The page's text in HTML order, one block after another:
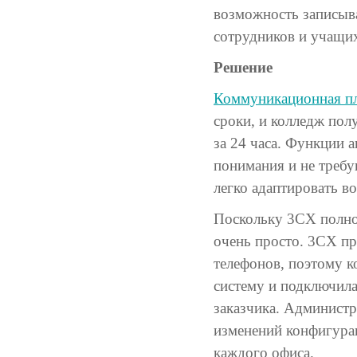
возможность
сотрудников и
Решение
Коммуникационная
сроки, и колледж
за 24 часа. Функции
понимания и не
легко адаптировать
Поскольку 3CX
очень просто. 3CX
телефонов, поэтому
систему и
заказчика.
изменений
каждого офиса.